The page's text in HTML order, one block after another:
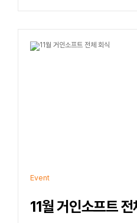
Event
11월 거인소프트